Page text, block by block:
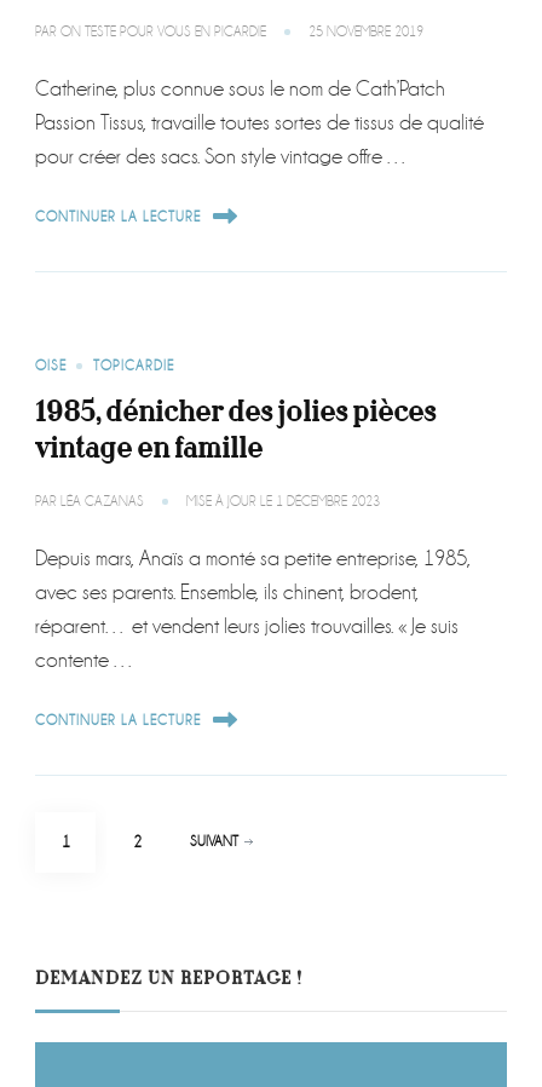
PAR ON TESTE POUR VOUS EN PICARDIE 25 NOVEMBRE 2019
Catherine, plus connue sous le nom de Cath’Patch
Passion Tissus, travaille toutes sortes de tissus de qualité
pour créer des sacs. Son style vintage offre …
CONTINUER LA LECTURE
OISE TOPICARDIE
1985, dénicher des jolies pièces
vintage en famille
PAR LÉA CAZANAS MISE À JOUR LE 1 DÉCEMBRE 2023
Depuis mars, Anaïs a monté sa petite entreprise, 1985,
avec ses parents. Ensemble, ils chinent, brodent,
réparent… et vendent leurs jolies trouvailles. « Je suis
contente …
CONTINUER LA LECTURE
Pagination
PAGE
1 PAGE
2 SUIVANT
DEMANDEZ UN REPORTAGE !